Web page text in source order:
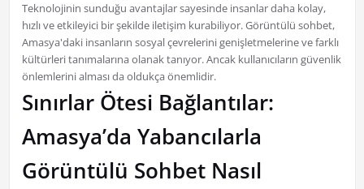
Teknolojinin sunduğu avantajlar sayesinde insanlar daha kolay,
hızlı ve etkileyici bir şekilde iletişim kurabiliyor. Görüntülü sohbet,
Amasya'daki insanların sosyal çevrelerini genişletmelerine ve farklı
kültürleri tanımalarına olanak tanıyor. Ancak kullanıcıların güvenlik
önlemlerini alması da oldukça önemlidir.
Sınırlar Ötesi Bağlantılar:
Amasya’da Yabancılarla
Görüntülü Sohbet Nasıl